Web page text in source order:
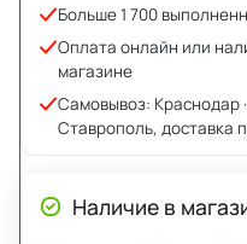
Больше 1 700
Оплата онлайн или
магазине
Самовывоз: Краснодар
Ставрополь, доставка
Наличие в